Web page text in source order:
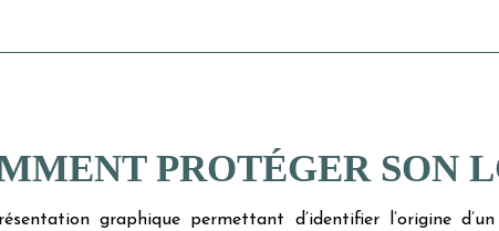
PROTÉGER SON
graphique permettant d’identifier l’origine